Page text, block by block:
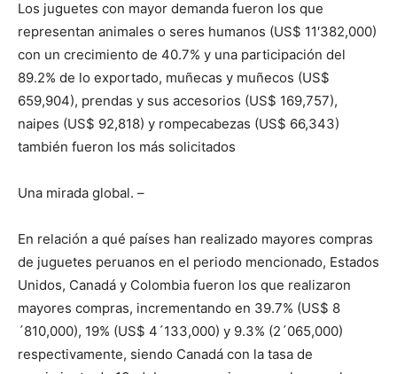
Los juguetes con mayor demanda fueron los que
representan animales o seres humanos (US$ 11′382,000)
con un crecimiento de 40.7% y una participación del
89.2% de lo exportado, muñecas y muñecos (US$
659,904), prendas y sus accesorios (US$ 169,757),
naipes (US$ 92,818) y rompecabezas (US$ 66,343)
también fueron los más solicitados
Una mirada global. –
En relación a qué países han realizado mayores compras
de juguetes peruanos en el periodo mencionado, Estados
Unidos, Canadá y Colombia fueron los que realizaron
mayores compras, incrementando en 39.7% (US$ 8
´810,000), 19% (US$ 4´133,000) y 9.3% (2´065,000)
respectivamente, siendo Canadá con la tasa de